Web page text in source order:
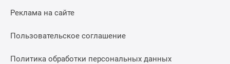
Реклама на сайте
Пользовательское соглашение
Политика обработки персональных данных